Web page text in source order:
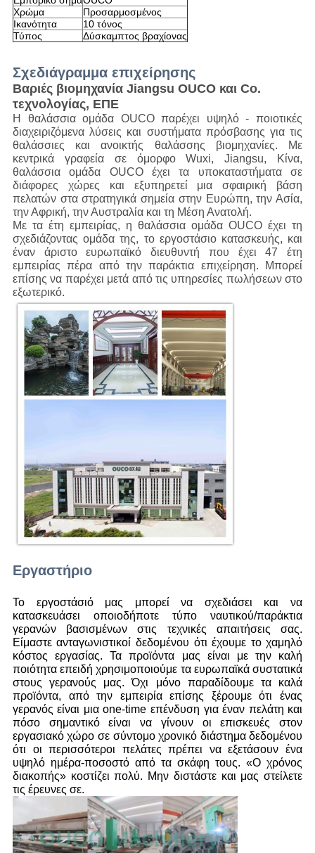
Χρώμα
Προσαρμοσμένος
Ικανότητα
10 τόνος
Τύπος
Δύσκαμπτος βραχίονας
Σχεδιάγραμμα επιχείρησης
Βαριές βιομηχανία Jiangsu OUCO και Co.
τεχνολογίας, ΕΠΕ
Η θαλάσσια ομάδα OUCO παρέχει υψηλό - ποιοτικές
διαχειριζόμενα λύσεις και συστήματα πρόσβασης για τις
θαλάσσιες και ανοικτής θαλάσσης βιομηχανίες. Με
κεντρικά γραφεία σε όμορφο Wuxi, Jiangsu, Κίνα,
θαλάσσια ομάδα OUCO έχει τα υποκαταστήματα σε
διάφορες χώρες και εξυπηρετεί μια σφαιρική βάση
πελατών στα στρατηγικά σημεία στην Ευρώπη, την Ασία,
την Αφρική, την Αυστραλία και τη Μέση Ανατολή.
Με τα έτη εμπειρίας, η θαλάσσια ομάδα OUCO έχει τη
σχεδιάζοντας ομάδα της, το εργοστάσιο κατασκευής, και
έναν άριστο ευρωπαϊκό διευθυντή που έχει 47 έτη
εμπειρίας πέρα από την παράκτια επιχείρηση. Μπορεί
επίσης να παρέχει μετά από τις υπηρεσίες πωλήσεων στο
εξωτερικό.
Εργαστήριο
Το εργοστάσιό μας μπορεί να σχεδιάσει και να
κατασκευάσει οποιοδήποτε τύπο ναυτικού/παράκτια
γερανών βασισμένων στις τεχνικές απαιτήσεις σας.
Είμαστε ανταγωνιστικοί δεδομένου ότι έχουμε το χαμηλό
κόστος εργασίας. Τα προϊόντα μας είναι με την καλή
ποιότητα επειδή χρησιμοποιούμε τα ευρωπαϊκά συστατικά
στους γερανούς μας. Όχι μόνο παραδίδουμε τα καλά
προϊόντα, από την εμπειρία επίσης ξέρουμε ότι ένας
γερανός είναι μια one-time επένδυση για έναν πελάτη και
πόσο σημαντικό είναι να γίνουν οι επισκευές στον
εργασιακό χώρο σε σύντομο χρονικό διάστημα δεδομένου
ότι οι περισσότεροι πελάτες πρέπει να εξετάσουν ένα
υψηλό ημέρα-ποσοστό από τα σκάφη τους. «Ο χρόνος
διακοπής» κοστίζει πολύ. Μην διστάστε και μας στείλετε
τις έρευνες σε.